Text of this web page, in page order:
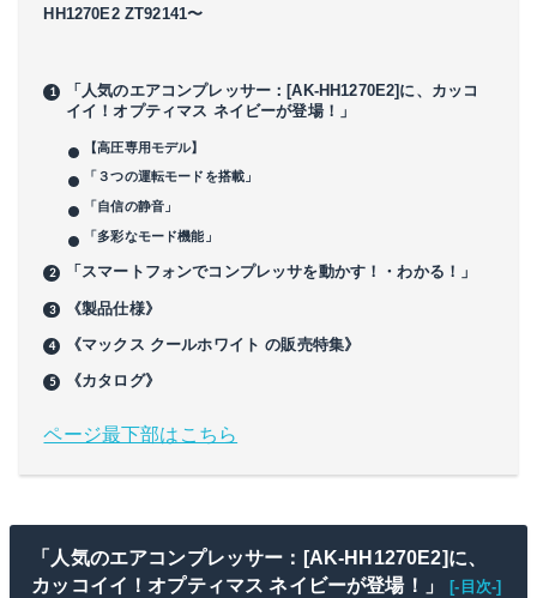
HH1270E2 ZT92141〜
「人気のエアコンプレッサー：[AK-HH1270E2]に、カッコ
イイ！オプティマス ネイビーが登場！」
【高圧専用モデル】
「３つの運転モードを搭載」
「自信の静音」
「多彩なモード機能」
「スマートフォンでコンプレッサを動かす！・わかる！」
《製品仕様》
《マックス クールホワイト の販売特集》
《カタログ》
ページ最下部はこちら
「人気のエアコンプレッサー：[AK-HH1270E2]に、
カッコイイ！オプティマス ネイビーが登場！」
[-目次-]